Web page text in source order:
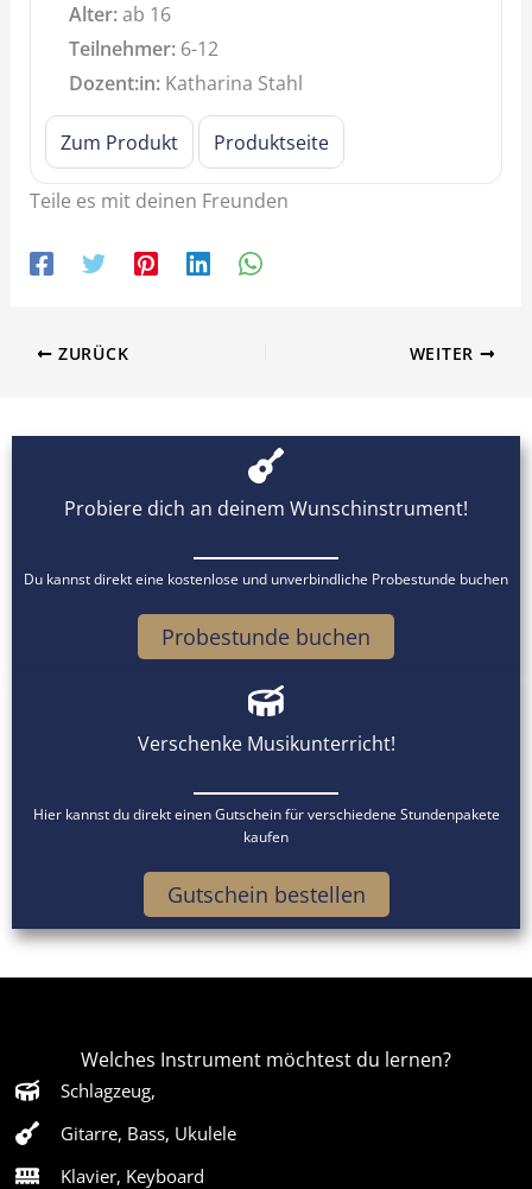
Alter:ab 16
Teilnehmer: 6-12
Dozent:in: Katharina Stahl
Zum Produkt Produktseite
Teile es mit deinen Freunden
ZURÜCK WEITER
Probiere dich an deinem Wunschinstrument!
Du kannst direkt eine kostenlose und unverbindliche Probestunde buchen
Probestunde buchen
Verschenke Musikunterricht!
Hier kannst du direkt einen Gutschein für verschiedene Stundenpakete
kaufen
Gutschein bestellen
Welches Instrument möchtest du lernen?
Schlagzeug,
Gitarre, Bass, Ukulele
Klavier, Keyboard